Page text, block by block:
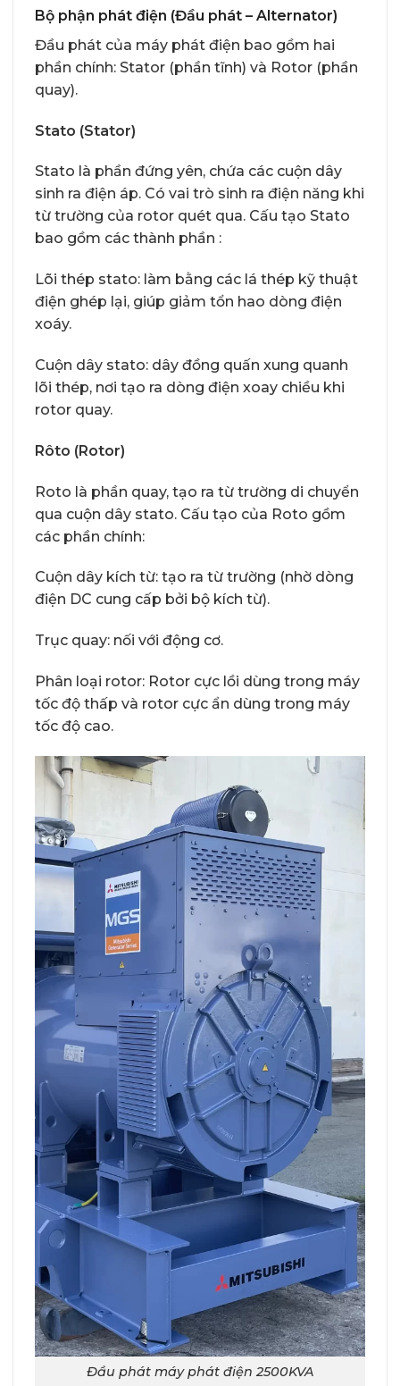
Bộ phận phát điện (Đầu phát – Alternator)
Đầu phát của máy phát điện bao gồm hai
phần chính: Stator (phần tĩnh) và Rotor (phần
quay).
Stato (Stator)
Stato là phần đứng yên, chứa các cuộn dây
sinh ra điện áp. Có vai trò sinh ra điện năng khi
từ trường của rotor quét qua. Cấu tạo Stato
bao gồm các thành phần :
Lõi thép stato: làm bằng các lá thép kỹ thuật
điện ghép lại, giúp giảm tổn hao dòng điện
xoáy.
Cuộn dây stato: dây đồng quấn xung quanh
lõi thép, nơi tạo ra dòng điện xoay chiều khi
rotor quay.
Rôto (Rotor)
Roto là phần quay, tạo ra từ trường di chuyển
qua cuộn dây stato. Cấu tạo của Roto gồm
các phần chính:
Cuộn dây kích từ: tạo ra từ trường (nhờ dòng
điện DC cung cấp bởi bộ kích từ).
Trục quay: nối với động cơ.
Phân loại rotor: Rotor cực lồi dùng trong máy
tốc độ thấp và rotor cực ẩn dùng trong máy
tốc độ cao.
Đầu phát máy phát điện 2500KVA